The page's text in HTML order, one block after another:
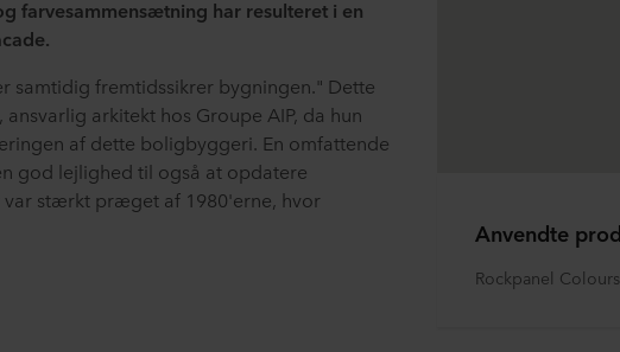
farvesammensætning har resulteret i en
samtidig fremtidssikrer bygningen." Dette
arkitekt hos Groupe AIP, da hun
af ​dette boligbyggeri. En omfattende
god lejlighed til også at opdatere
stærkt præget af 1980'erne, hvor
Anvendte
Rockpanel Colours